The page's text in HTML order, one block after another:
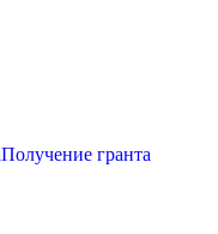
Получение гранта